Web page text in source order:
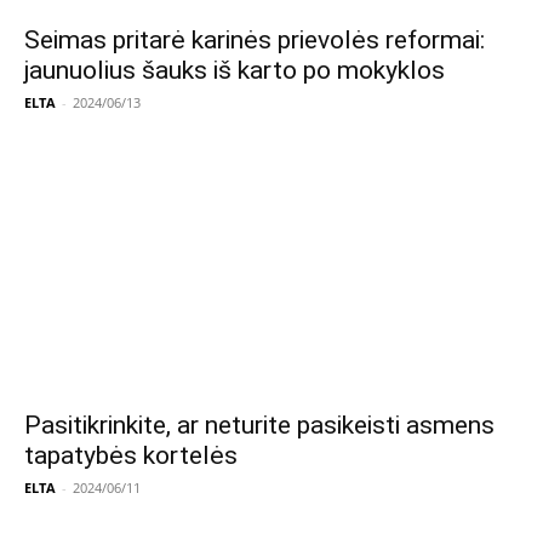
Seimas pritarė karinės prievolės reformai:
jaunuolius šauks iš karto po mokyklos
ELTA - 2024/06/13
Pasitikrinkite, ar neturite pasikeisti asmens
tapatybės kortelės
ELTA - 2024/06/11